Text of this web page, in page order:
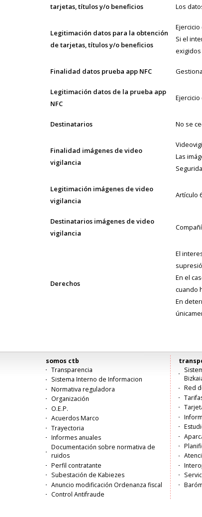
tarjetas, títulos y/o beneficios
Los
Legitimación datos para la obtención
de tarjetas, títulos y/o beneficios
Si el
Finalidad datos prueba app NFC
Legitimación datos de la prueba app
NFC
Destinatarios No se
Finalidad imágenes de video
vigilancia
Las
Legitimación imágenes de video
vigilancia
Artículo
Destinatarios imágenes de video
vigilancia
Derechos
El
En el
cuando
En
Menú
principal
somos ctb
Transparencia
Sistema Interno de Informacion
Normativa reguladora
Organización
O.E.P.
Acuerdos Marco
Trayectoria
Informes anuales
Documentación sobre normativa de
ruidos
Perfil contratante
Subestación de Kabiezes
Anuncio modificación Ordenanza fiscal
Control Antifraude
Red